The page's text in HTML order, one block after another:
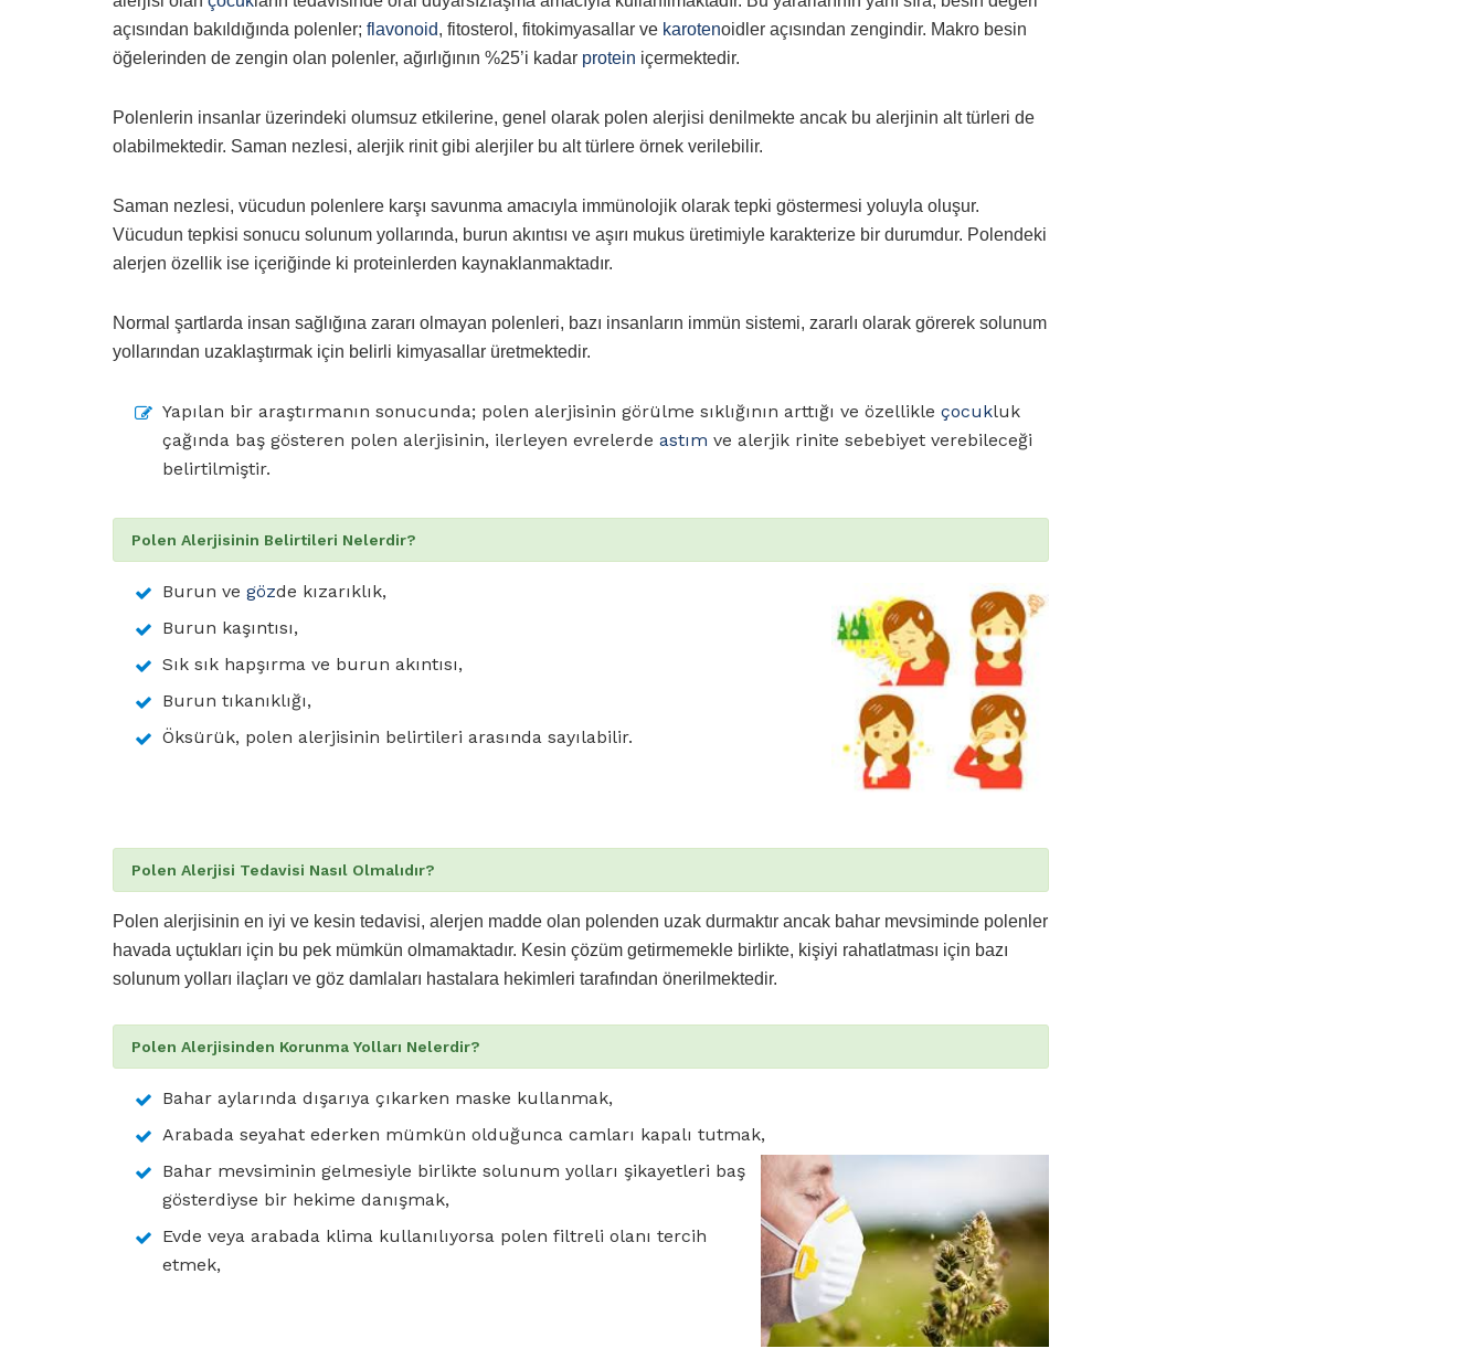
açısından bakıldığında polenler; flavonoid, fitosterol, fitokimyasallar ve karotenoidler açısından zengindir. Makro besin
öğelerinden de zengin olan polenler, ağırlığının %25’i kadar protein içermektedir.
Polenlerin insanlar üzerindeki olumsuz etkilerine, genel olarak polen alerjisi denilmekte ancak bu alerjinin alt türleri de
olabilmektedir. Saman nezlesi, alerjik rinit gibi alerjiler bu alt türlere örnek verilebilir.
Saman nezlesi, vücudun polenlere karşı savunma amacıyla immünolojik olarak tepki göstermesi yoluyla oluşur.
Vücudun tepkisi sonucu solunum yollarında, burun akıntısı ve aşırı mukus üretimiyle karakterize bir durumdur. Polendeki
alerjen özellik ise içeriğinde ki proteinlerden kaynaklanmaktadır.
Normal şartlarda insan sağlığına zararı olmayan polenleri, bazı insanların immün sistemi, zararlı olarak görerek solunum
yollarından uzaklaştırmak için belirli kimyasallar üretmektedir.
Yapılan bir araştırmanın sonucunda; polen alerjisinin görülme sıklığının arttığı ve özellikle çocukluk
çağında baş gösteren polen alerjisinin, ilerleyen evrelerde astım ve alerjik rinite sebebiyet verebileceği
belirtilmiştir.
Polen Alerjisinin Belirtileri Nelerdir?
Burun ve gözde kızarıklık,
Burun kaşıntısı,
Sık sık hapşırma ve burun akıntısı,
Burun tıkanıklığı,
Öksürük, polen alerjisinin belirtileri arasında sayılabilir.
Polen Alerjisi Tedavisi Nasıl Olmalıdır?
Polen alerjisinin en iyi ve kesin tedavisi, alerjen madde olan polenden uzak durmaktır ancak bahar mevsiminde polenler
havada uçtukları için bu pek mümkün olmamaktadır. Kesin çözüm getirmemekle birlikte, kişiyi rahatlatması için bazı
solunum yolları ilaçları ve göz damlaları hastalara hekimleri tarafından önerilmektedir.
Polen Alerjisinden Korunma Yolları Nelerdir?
Bahar aylarında dışarıya çıkarken maske kullanmak,
Arabada seyahat ederken mümkün olduğunca camları kapalı tutmak,
Bahar mevsiminin gelmesiyle birlikte solunum yolları şikayetleri baş
gösterdiyse bir hekime danışmak,
Evde veya arabada klima kullanılıyorsa polen filtreli olanı tercih
etmek,